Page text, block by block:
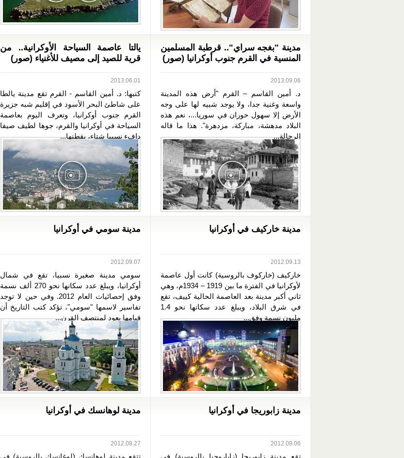
مدينة "بغجه سراي".. قرطبة المسلمين
المنسية في القرم جنوب أوكرانيا (صور)
2013.09.06
د. أمين القاسم – القرم "أرض هذه المدينة
واسعة وغنية جدا، ولا يوجد شبيه لها على وجه
الأرض إلا سهول حوران في سوريا...، نعم هذه
البلاد مدهشة، مباركة، مزدهرة". هذا ما قاله
الرحالة...
يالتا عاصمة السياحة الأوكرانية.. من
قرية للصيد إلى مصيف للأغنياء (صور)
2013.06.01
كتبها: د. أمين القاسم - القرم تقع مدينة يالطا
على شاطئ البحر الأسود في إقليم شبه جزيرة
القرم جنوب أوكرانيا، وتعرف اليوم بعاصمة
السياحة في أوكرانيا والقرم، جوها لطيف صيفا
دافء نسبيا شتاء، يقطنها...
مدينة خاركيف في أوكرانيا
2012.09.13
خاركيف (خاركوف بالروسية) كانت أول عاصمة
لأوكرانيا في الفترة ما بين 1919 – 1934م، وهي
ثاني أكبر مدينة بعد العاصمة الحالية كييف، تقع
في شرق البلاد، ويبلغ عدد سكانها نحو 1.4
مليون نسمة وفق...
مدينة سومي في أوكرانيا
2012.09.07
سومي مدينة صغيرة نسبيا، تقع في شمال
أوكرانيا، ويبلغ عدد سكانها نحو 270 ألف نسمة
وفق إحصائيات العام 2012. وفي حين لا توجد
تفاسير لاسمها "سومي"، تؤكد كتب التاريخ أن
قيامها يعود لمنتصف القرن...
مدينة زابوريجا في أوكرانيا
2012.09.06
تقع مدينة زابوريجا (زاباروجيا بالروسية) في
مدينة لوهانسك في أوكرانيا
2012.08.27
تتقع مدينة لوهانسك (لوغانسك بالروسية) في